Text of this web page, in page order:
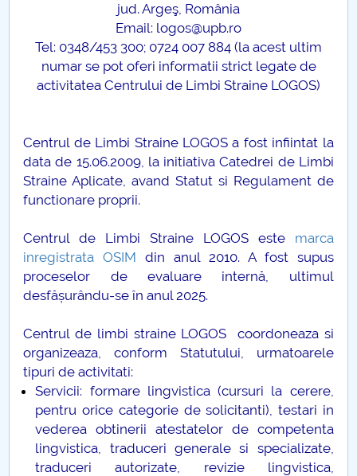
Ghiduri pentru STUDENȚI
Relații Publice
PNRR
Proiect PRIM STUD
Proiect SU-ETIC
Protecția datelor personale
UNIVERSITATE pentru comunitate
IOSUD/CSUD-Doctorate
jud. Argeş, România
Email: logos@upb.ro
Tel: 0348/453 300; 0724 007 884 (la acest ultim
numar se pot oferi informatii strict legate de
activitatea Centrului de Limbi Straine LOGOS)
Centrul de Limbi Straine LOGOS a fost infiintat la
data de 15.06.2009, la initiativa Catedrei de Limbi
Straine Aplicate, avand Statut si Regulament de
functionare proprii.
Centrul de Limbi Straine LOGOS este marca
inregistrata OSIM din anul 2010. A fost supus
proceselor de evaluare internă, ultimul
desfășurându-se în anul 2025.
Centrul de limbi straine LOGOS coordoneaza si
organizeaza, conform Statutului, urmatoarele
tipuri de activitati:
Servicii: formare lingvistica (cursuri la cerere,
pentru orice categorie de solicitanti), testari in
vederea obtinerii atestatelor de competenta
lingvistica, traduceri generale si specializate,
traduceri autorizate, revizie lingvistica,